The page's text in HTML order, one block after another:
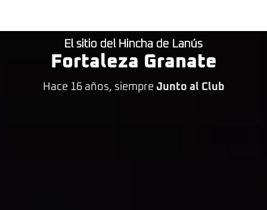
El sitio del Hincha de Lanús
Fortaleza Granate
Hace 16 años, siempre Junto al Club